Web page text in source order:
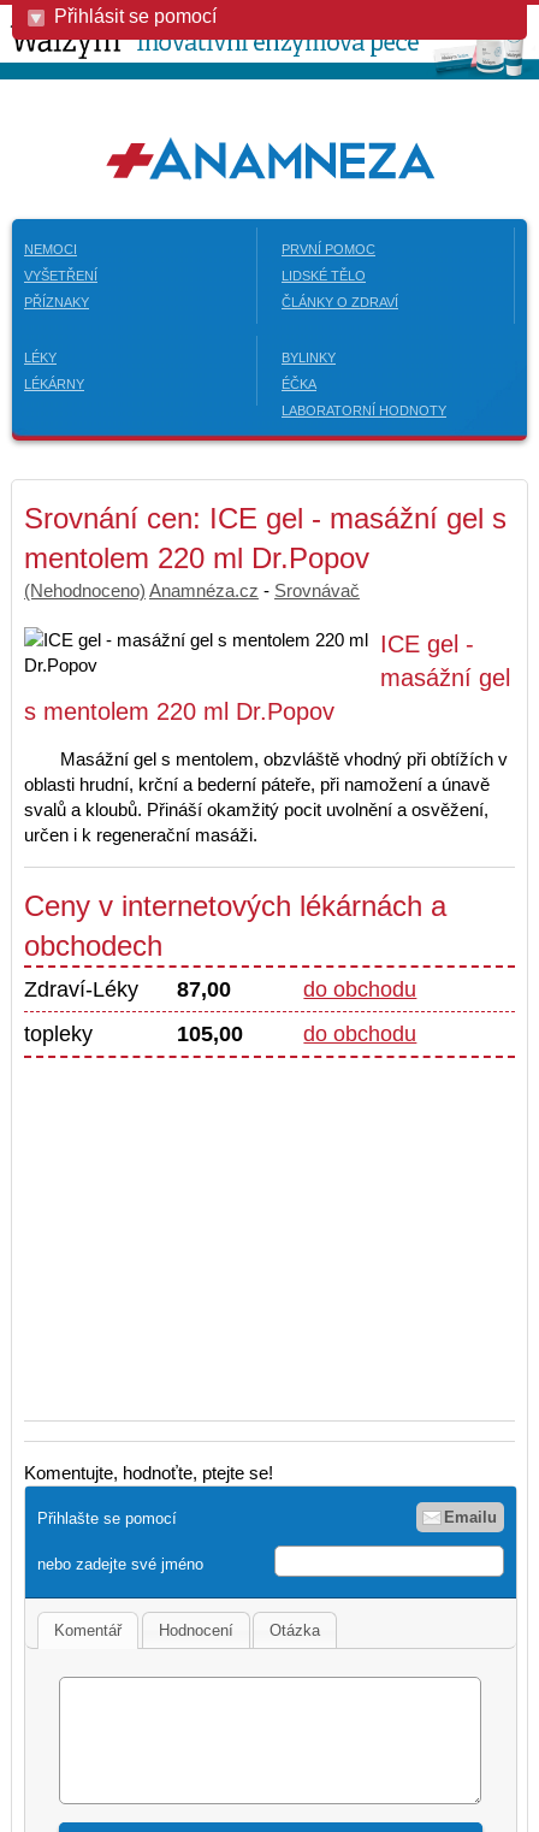
Přihlásit se pomocí
NEMOCI
VYŠETŘENÍ
PŘÍZNAKY
PRVNÍ POMOC
LIDSKÉ TĚLO
ČLÁNKY O ZDRAVÍ
LÉKY
LÉKÁRNY
BYLINKY
ÉČKA
LABORATORNÍ HODNOTY
Srovnání cen: ICE gel - masážní gel s
mentolem 220 ml Dr.Popov
(Nehodnoceno) Anamnéza.cz - Srovnávač
ICE gel -
masážní gel
s mentolem 220 ml Dr.Popov
Masážní gel s mentolem, obzvláště vhodný při obtížích v
oblasti hrudní, krční a bederní páteře, při namožení a únavě
svalů a kloubů. Přináší okamžitý pocit uvolnění a osvěžení,
určen i k regenerační masáži.
Ceny v internetových lékárnách a
obchodech
Zdraví-Léky 87,00
do obchodu
topleky
105,00 do obchodu
Komentujte, hodnoťte, ptejte se!
Přihlašte se pomocí Emailu
nebo zadejte své jméno
Komentář Hodnocení Otázka